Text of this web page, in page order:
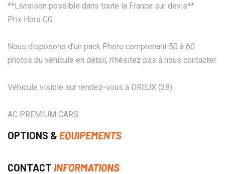
**Livraison possible dans toute la France sur devis**
Prix Hors CG
Nous disposons d’un pack Photo comprenant 50 à 60
photos du véhicule en détail, n’hésitez pas à nous contacter.
Véhicule visible sur rendez-vous à DREUX (28).
AC PREMIUM CARS
OPTIONS & EQUIPEMENTS
CONTACT INFORMATIONS